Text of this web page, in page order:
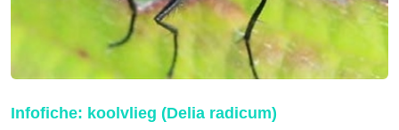
Infofiche: koolvlieg (Delia radicum)